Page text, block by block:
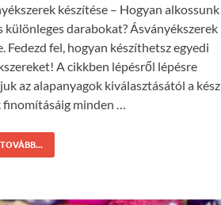
készítése – Hogyan alkossunk
különleges darabokat? Ásványékszerek
Fedezd fel, hogyan készíthetsz egyedi
A cikkben lépésről lépésre
az alapanyagok kiválasztásától a kész
finomításáig minden …